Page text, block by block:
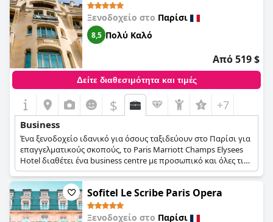
Ξενοδοχείο στο Παρίσι
8,5 Πολύ Καλό
Από 519 $
Δείτε διαθεσιμότητα και τιμές
$ +7
Business
Ένα ξενοδοχείο ιδανικό για όσους ταξιδεύουν στο Παρίσι για
επαγγελματικούς σκοπούς, το Paris Marriott Champs Elysees
Hotel διαθέτει ένα business centre με προσωπικό και όλες τις
παροχές και τον εξοπλισμό που μπορεί να χρειαστείτε,
υπηρεσίες μετάφρασης, 7 αίθουσες συνεδρίων και
επαγγελματικών συναντήσεων, καθώς και ευρύχωρες σουίτες
και δωμάτια με χώρο για εργασία, γρήγορη σύνδεση στο
ίντερνετ και χώρο για πάρκινγκ στο ξενοδοχείο.
Sofitel Le Scribe Paris Opera
Ξενοδοχείο στο Παρίσι